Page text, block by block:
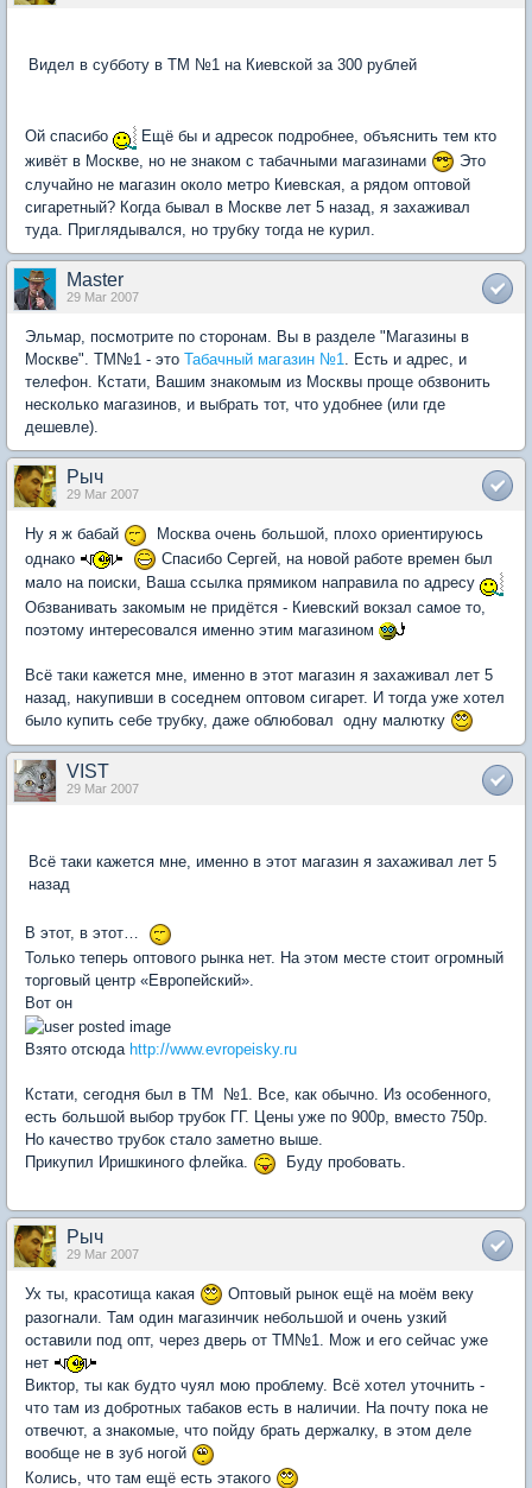
Видел в субботу в ТМ №1 на Киевской за 300 рублей
Ой спасибо
Ещё бы и адресок подробнее, объяснить тем кто
живёт в Москве, но не знаком с табачными магазинами
Это
случайно не магазин около метро Киевская, а рядом оптовой
сигаретный? Когда бывал в Москве лет 5 назад, я захаживал
туда. Приглядывался, но трубку тогда не курил.
Master
29 Mar 2007
Эльмар, посмотрите по сторонам. Вы в разделе "Магазины в
Москве". ТМ№1 - это Табачный магазин №1. Есть и адрес, и
телефон. Кстати, Вашим знакомым из Москвы проще обзвонить
несколько магазинов, и выбрать тот, что удобнее (или где
дешевле).
Рыч
29 Mar 2007
Ну я ж бабай
Москва очень большой, плохо ориентируюсь
однако
Спасибо Сергей, на новой работе времен был
мало на поиски, Ваша ссылка прямиком направила по адресу
Обзванивать закомым не придётся - Киевский вокзал самое то,
поэтому интересовался именно этим магазином
Всё таки кажется мне, именно в этот магазин я захаживал лет 5
назад, накупивши в соседнем оптовом сигарет. И тогда уже хотел
было купить себе трубку, даже облюбовал одну малютку
VIST
29 Mar 2007
Всё таки кажется мне, именно в этот магазин я захаживал лет 5
назад
В этот, в этот…
Только теперь оптового рынка нет. На этом месте стоит огромный
торговый центр «Европейский».
Вот он
Взято отсюда http://www.evropeisky.ru
Кстати, сегодня был в ТМ №1. Все, как обычно. Из особенного,
есть большой выбор трубок ГГ. Цены уже по 900р, вместо 750р.
Но качество трубок стало заметно выше.
Прикупил Иришкиного флейка.
Буду пробовать.
Рыч
29 Mar 2007
Ух ты, красотища какая
Оптовый рынок ещё на моём веку
разогнали. Там один магазинчик небольшой и очень узкий
оставили под опт, через дверь от ТМ№1. Мож и его сейчас уже
нет
Виктор, ты как будто чуял мою проблему. Всё хотел уточнить -
что там из добротных табаков есть в наличии. На почту пока не
отвечют, а знакомые, что пойду брать держалку, в этом деле
вообще не в зуб ногой
Колись, что там ещё есть этакого